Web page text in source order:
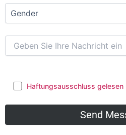
Haftungsausschluss